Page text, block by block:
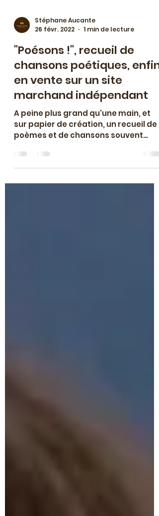
Stéphane Aucante
1 min de lecture
"Poésons !", recueil de
chansons poétiques, enfin
en vente sur un site
marchand indépendant
sur papier de création, un recueil de
poèmes et de chansons souvent